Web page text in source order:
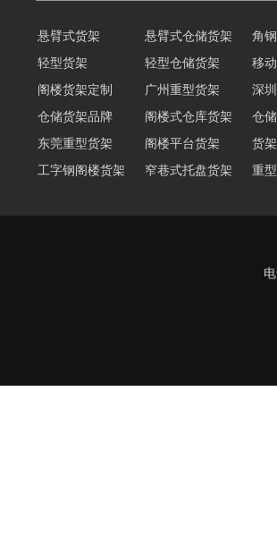
悬臂式货架 悬臂式仓储货架 角
轻型货架
轻型仓储货架 移
阁楼货架定制
广州重型货架 深
仓储货架品牌
阁楼式仓库货架 仓
东莞重型货架
阁楼平台货架 货
工字钢阁楼货架
窄巷式托盘货架 重
多层阁楼货架
中型悬臂货架